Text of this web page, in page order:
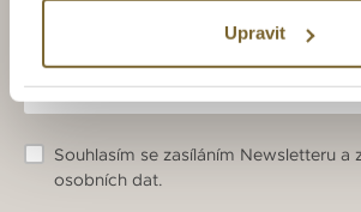
Upravit
Souhlasím se zasíláním Newsletteru a
osobních dat.